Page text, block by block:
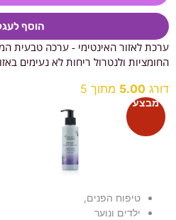
הוסף
ערכת לאזור האינטימי - ערכה טבעית
החומציות ולנטרול ריחות לא נעימים
דורג 5.00 מתוך 5
טיפוח הפנים,
ילדים ונוער